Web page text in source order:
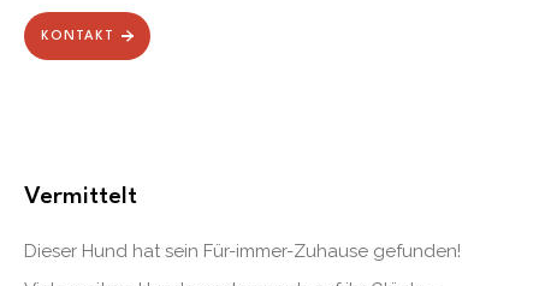
KONTAKT
Vermittelt
Dieser Hund hat sein Für-immer-Zuhause gefunden!